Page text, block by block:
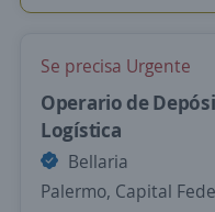
Se precisa Urgente
Operario de
Logística
Bellaria
Palermo, Capital